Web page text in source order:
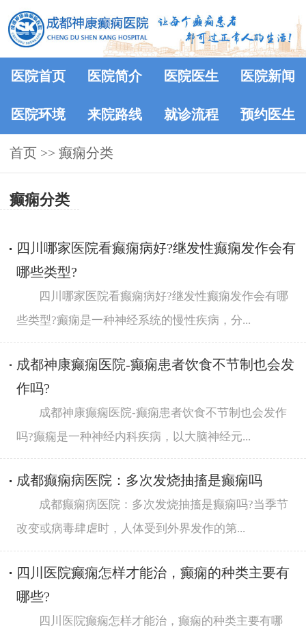
医院首页 医院简介 医院医生 医院新闻
医院环境 来院路线 就诊流程 预约医生
首页 >> 癫痫分类
癫痫分类
四川哪家医院看癫痫病好?继发性癫痫发作会有
哪些类型?
四川哪家医院看癫痫病好?继发性癫痫发作会有哪
些类型?癫痫是一种神经系统的慢性疾病，分...
成都神康癫痫医院-癫痫患者饮食不节制也会发
作吗?
成都神康癫痫医院-癫痫患者饮食不节制也会发作
吗?癫痫是一种神经内科疾病，以大脑神经元...
成都癫痫病医院：多次发烧抽搐是癫痫吗
成都癫痫病医院：多次发烧抽搐是癫痫吗?当季节
改变或病毒肆虐时，人体受到外界发作的第...
​四川医院癫痫怎样才能治，癫痫的种类主要有
哪些?
四川医院癫痫怎样才能治，癫痫的种类主要有哪